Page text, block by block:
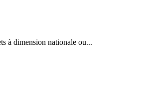
à dimension nationale ou...